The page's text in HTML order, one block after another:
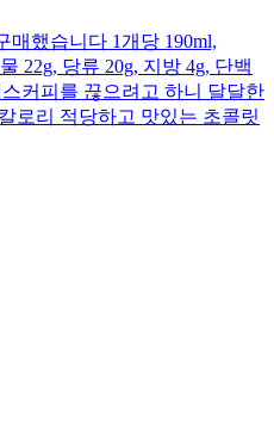
매했습니다 1개당 190ml,
22g, 당류 20g, 지방 4g, 단백
커피를 끊으려고 하니 달달한
로리 적당하고 맛있는 초콜릿